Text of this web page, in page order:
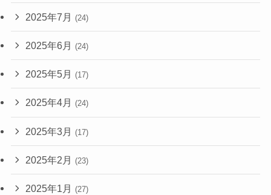
2025年7月 (24)
2025年6月 (24)
2025年5月 (17)
2025年4月 (24)
2025年3月 (17)
2025年2月 (23)
2025年1月 (27)